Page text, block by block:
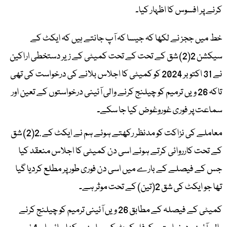
کرنے پر افسوس کا اظہار کیا۔
خط میں ججز نے لکھا کہ جیسا کہ آپ جانتے ہیں کہ ایکٹ کے
سیکشن 2(2) شق کے تحت کے تحت کمیٹی کے زیر دستخطی اراکین
نے 31 اکتوبر 2024 کو کمیٹی کا اجلاس بلانے کی درخواست کی تھی
تاکہ 26 ویں ترمیم کو چیلنج کرنے والی آئینی درخواستوں کے تعین اور
سماعت پر فوری غوروغوض کیا جا سکے۔
معاملے کی نزاکت کو مدنظر رکھتے ہوئے ہم نے ایکٹ کے .2(2) شق
کے تحت کارروائی کرتے ہوئے اسی دن کمیٹی کا اجلاس منعقد کیا
جس کے فیصلے کے بارے میں اسی دن فوری طور پر مطلع کردیا گیا
تھا جو ایکٹ کی شق 2(تین) کے تحت موثر ہے۔
کمیٹی کے فیصلہ کے مطابق 26 ویں آئینی ترمیم کو چیلنج کرنے